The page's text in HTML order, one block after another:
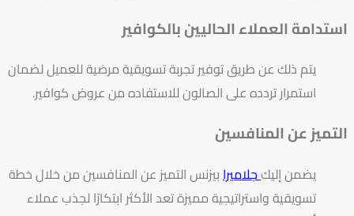
استدامة العملاء الحاليين بالكوافير
يتم ذلك عن طريق توفير تجربة تسويقية مرضية للعميل لضمان
استمرار تردده على الصالون للاستفاده من عروض كوافير.
التميز عن المنافسين
يضمن إليكجلاميرابيزنس التميز عن المنافسين من خلال خطة
تسويقية واستراتيجية مميزة تعد الأكثر ابتكارًا لجذب عملاء